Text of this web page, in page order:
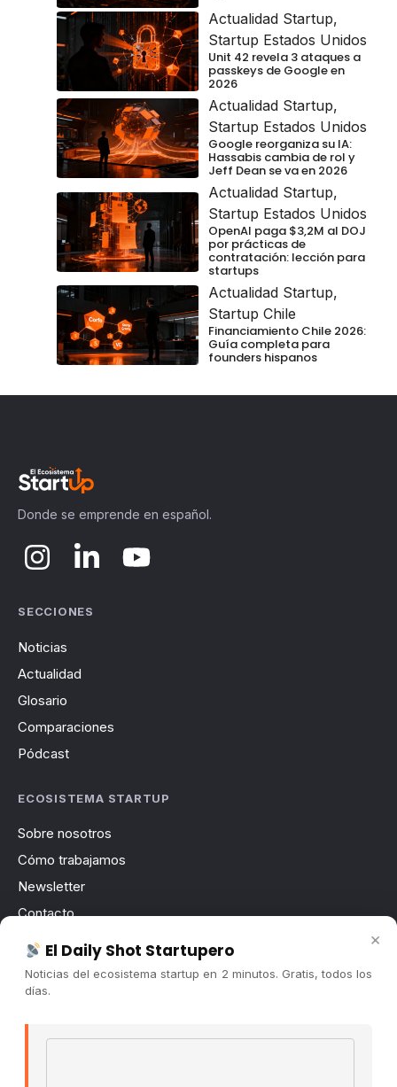
Actualidad Startup,
Startup Estados Unidos
Unit 42 revela 3 ataques a
passkeys de Google en
2026
Actualidad Startup,
Startup Estados Unidos
Google reorganiza su IA:
Hassabis cambia de rol y
Jeff Dean se va en 2026
Actualidad Startup,
Startup Estados Unidos
OpenAI paga $3,2M al DOJ
por prácticas de
contratación: lección para
startups
Actualidad Startup,
Startup Chile
Financiamiento Chile 2026:
Guía completa para
founders hispanos
Donde se emprende en español.
SECCIONES
Noticias
Actualidad
Glosario
Comparaciones
Pódcast
ECOSISTEMA STARTUP
Sobre nosotros
Cómo trabajamos
Newsletter
Contacto
Publicidad
Convocatorias
×
El Daily Shot Startupero
Noticias del ecosistema startup en 2 minutos. Gratis, todos los
días.